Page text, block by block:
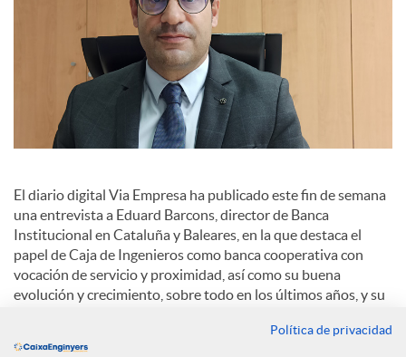
El diario digital Via Empresa ha publicado este fin de semana
una entrevista a Eduard Barcons, director de Banca
Institucional en Cataluña y Baleares, en la que destaca el
papel de Caja de Ingenieros como banca cooperativa con
vocación de servicio y proximidad, así como su buena
evolución y crecimiento, sobre todo en los últimos años, y su
Política de privacidad